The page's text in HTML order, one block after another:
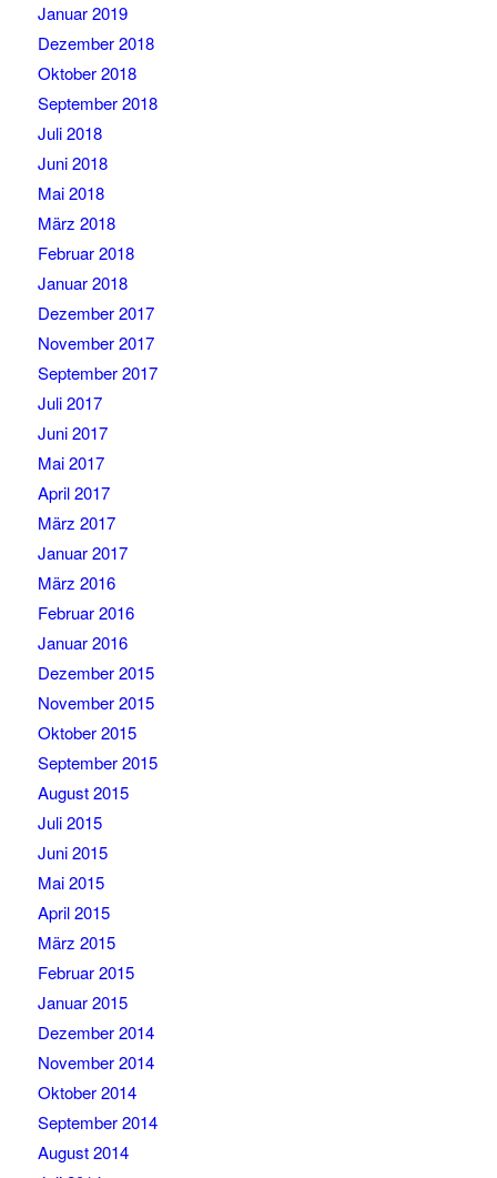
Januar 2019
Dezember 2018
Oktober 2018
September 2018
Juli 2018
Juni 2018
Mai 2018
März 2018
Februar 2018
Januar 2018
Dezember 2017
November 2017
September 2017
Juli 2017
Juni 2017
Mai 2017
April 2017
März 2017
Januar 2017
März 2016
Februar 2016
Januar 2016
Dezember 2015
November 2015
Oktober 2015
September 2015
August 2015
Juli 2015
Juni 2015
Mai 2015
April 2015
März 2015
Februar 2015
Januar 2015
Dezember 2014
November 2014
Oktober 2014
September 2014
August 2014